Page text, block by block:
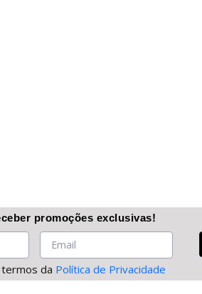
promoções exclusivas!
da Política de Privacidade